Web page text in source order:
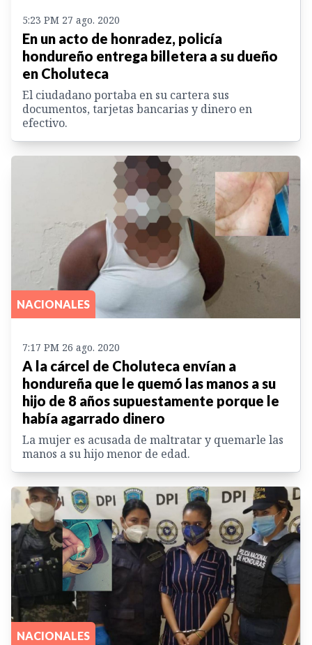
5:23 PM 27 ago. 2020
En un acto de honradez, policía
hondureño entrega billetera a su dueño
en Choluteca
El ciudadano portaba en su cartera sus
documentos, tarjetas bancarias y dinero en
efectivo.
NACIONALES
7:17 PM 26 ago. 2020
A la cárcel de Choluteca envían a
hondureña que le quemó las manos a su
hijo de 8 años supuestamente porque le
había agarrado dinero
La mujer es acusada de maltratar y quemarle las
manos a su hijo menor de edad.
NACIONALES